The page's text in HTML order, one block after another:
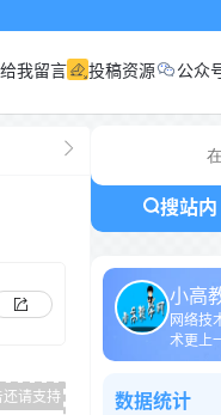
给我留言 投稿资源 公众
搜站内
小高
网络技
术更上
数据统计